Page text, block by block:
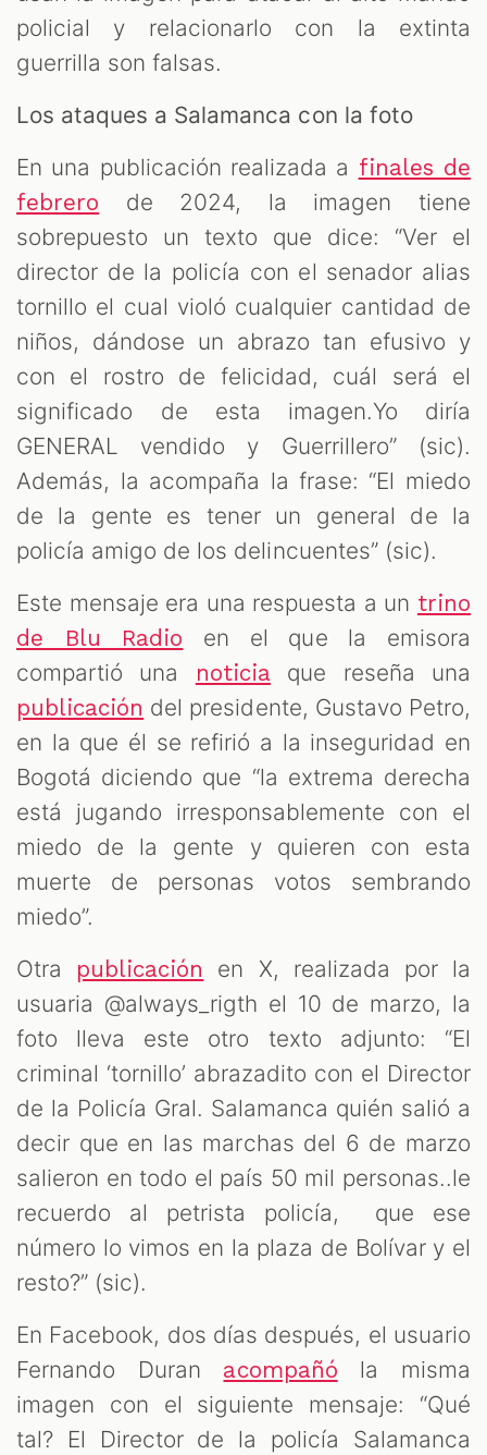
policial y relacionarlo con la extinta
guerrilla son falsas.
Los ataques a Salamanca con la foto
En una publicación realizada a finales de
febrero de 2024, la imagen tiene
sobrepuesto un texto que dice: “Ver el
director de la policía con el senador alias
tornillo el cual violó cualquier cantidad de
niños, dándose un abrazo tan efusivo y
con el rostro de felicidad, cuál será el
significado de esta imagen.Yo diría
GENERAL vendido y Guerrillero” (sic).
Además, la acompaña la frase: “El miedo
de la gente es tener un general de la
policía amigo de los delincuentes” (sic).
Este mensaje era una respuesta a un trino
de Blu Radio en el que la emisora
compartió una
noticiaque reseña una
publicación del presidente, Gustavo Petro,
en la que él se refirió a la inseguridad en
Bogotá diciendo que “la extrema derecha
está jugando irresponsablemente con el
miedo de la gente y quieren con esta
muerte de personas votos sembrando
miedo”.
Otra publicación
en X, realizada por la
usuaria @always_rigth el 10 de marzo, la
foto lleva este otro texto adjunto: “El
criminal ‘tornillo’ abrazadito con el Director
de la Policía Gral. Salamanca quién salió a
decir que en las marchas del 6 de marzo
salieron en todo el país 50 mil personas..le
recuerdo al petrista policía, que ese
número lo vimos en la plaza de Bolívar y el
resto?” (sic).
En Facebook, dos días después, el usuario
Fernando Duran acompañó la misma
imagen con el siguiente mensaje: “Qué
tal? El Director de la policía Salamanca